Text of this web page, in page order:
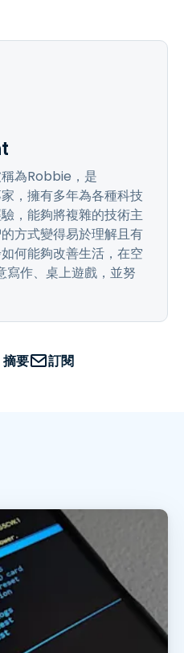
為Robbie，是
，擁有多年為各種科技
，能夠將複雜的技術主
方式變得易於理解且有
何能夠改善生活，在空
作、桌上遊戲，並努
摘要 訂閱